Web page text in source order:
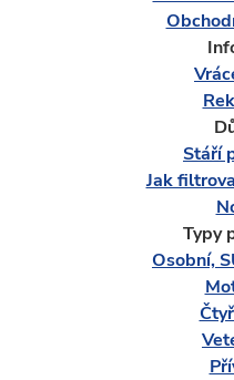
Stáří
Jak
Typy
Osobní,